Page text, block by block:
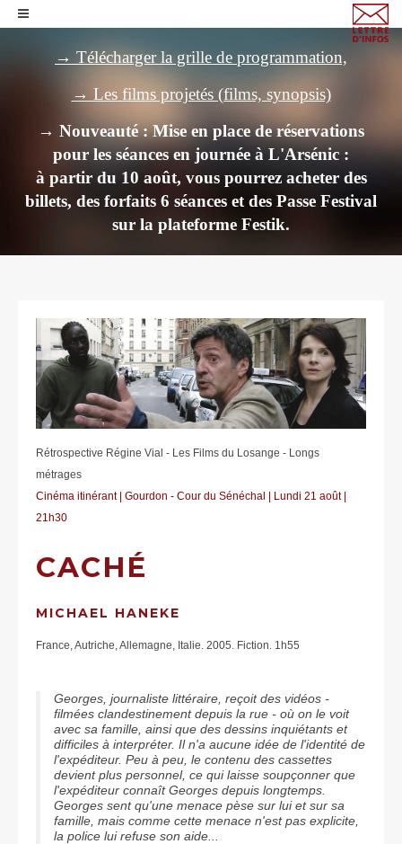
→ Télécharger la grille de programmation,
→ Les films projetés (films, synopsis)
→ Nouveauté : Mise en place de réservations
pour les séances en journée à L'Arsénic :
à partir du 10 août, vous pourrez acheter des
billets, des forfaits 6 séances et des Passe Festival
sur la plateforme Festik.
Rétrospective Régine Vial - Les Films du Losange - Longs
métrages
Cinéma itinérant | Gourdon - Cour du Sénéchal | Lundi 21 août |
21h30
CACHÉ
MICHAEL HANEKE
France, Autriche, Allemagne, Italie. 2005. Fiction. 1h55
Georges, journaliste littéraire, reçoit des vidéos -
filmées clandestinement depuis la rue - où on le voit
avec sa famille, ainsi que des dessins inquiétants et
difficiles à interpréter. Il n'a aucune idée de l'identité de
l'expéditeur. Peu à peu, le contenu des cassettes
devient plus personnel, ce qui laisse soupçonner que
l'expéditeur connaît Georges depuis longtemps.
Georges sent qu'une menace pèse sur lui et sur sa
famille, mais comme cette menace n'est pas explicite,
la police lui refuse son aide...